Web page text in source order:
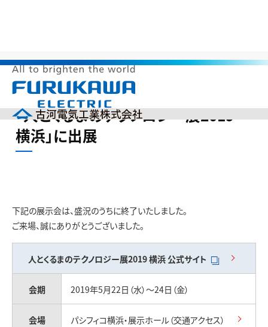
ニ
ュ
企業情報
サステナビリティ
採用情報
English
中文(簡体)
製品カタログ
ニュース
お問い合わせ
HOME > 製品情報 > 展示会出展情報 >
2019 横浜」に出展
「人とくるまのテクノロジー展2019
横浜」に出展
下記の展示会は、盛況のうちに終了いたしました。
ご来場、誠にありがとうございました。
人とくるまのテクノロジー展2019 横浜 公式サイト
会期 2019年5月22日（水）～24日（金）
会場 パシフィコ横浜・展示ホール（交通アクセス）